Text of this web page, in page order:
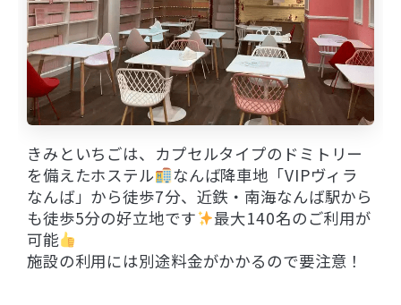
きみといちごは、カプセルタイプのドミトリー
を備えたホステル
なんば降車地「VIPヴィラ
なんば」から徒歩7分、近鉄・南海なんば駅から
も徒歩5分の好立地です
最大140名のご利用が
可能
施設の利用には別途料金がかかるので要注意！